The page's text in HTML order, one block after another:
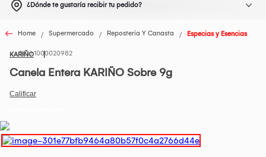
¿Dónde te gustaría recibir tu pedido?
Home Supermercado Repostería Y Canasta Especias y Esencias
KARIÑO1000020982
Canela Entera KARIÑO Sobre 9g